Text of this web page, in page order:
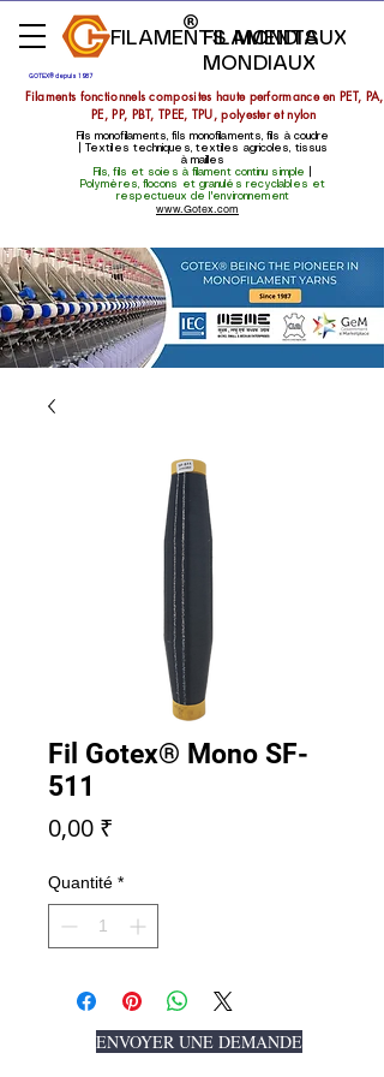
GOTEX® depuis 1987
Fils monofilaments, fils monofilaments, fils à coudre
| Textiles techniques, textiles agricoles, tissus
à mailles
Fils, fils et soies à filament continu simple
Polymères, flocons et granulés recyclables et
respectueux de l'environnement
Filaments fonctionnels composites haute performance en PET, PA,
PE, PP, PBT, TPEE, TPU, polyester et nylon
www.Gotex.com
FILAMENTS MONDIAUX
FILAMENTS
MONDIAUX
Fil Gotex® Mono SF-
511
0,00 ₹
Quantité *
ENVOYER UNE DEMANDE